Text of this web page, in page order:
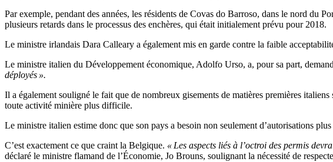
Par exemple, pendant des années, les résidents de Covas do Barroso, dans le nord du
plusieurs retards dans le processus des enchères, qui était initialement prévu pour 2018.
Le ministre irlandais Dara Calleary a également mis en garde contre la faible
Le ministre italien du Développement économique, Adolfo Urso, a, pour sa part,
déployés ».
Il a également souligné le fait que de nombreux gisements de matières premières
toute activité minière plus difficile.
Le ministre italien estime donc que son pays a besoin non seulement d’autorisations
C’est exactement ce que craint la Belgique. « Les aspects liés à l’octroi des permis
déclaré le ministre flamand de l’Économie, Jo Brouns, soulignant la nécessité de